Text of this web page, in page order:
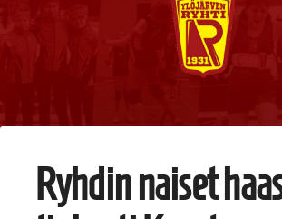
Ylöjärven Ryhti
Ryhdin naiset